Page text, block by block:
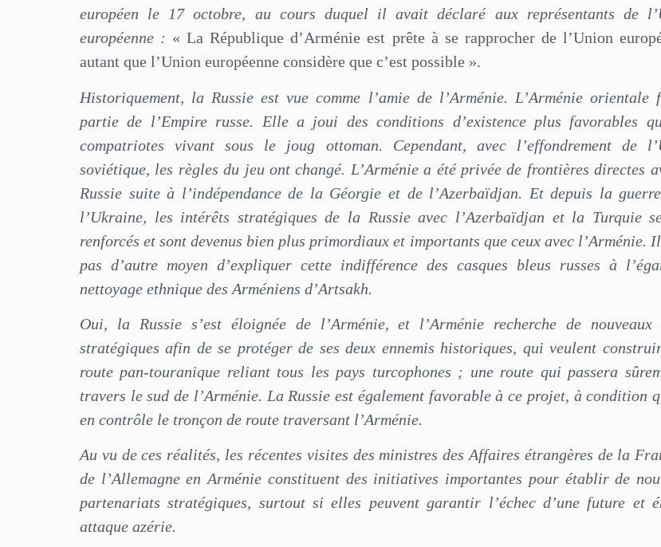
européen le 17 octobre, au cours duquel il avait déclaré aux représentants de
européenne : « La République d’Arménie est prête à se rapprocher de l’Union
autant que l’Union européenne considère que c’est possible ».
Historiquement, la Russie est vue comme l’amie de l’Arménie. L’Arménie orientale
partie de l’Empire russe. Elle a joui des conditions d’existence plus favorables
compatriotes vivant sous le joug ottoman. Cependant, avec l’effondrement de
soviétique, les règles du jeu ont changé. L’Arménie a été privée de frontières directes
Russie suite à l’indépendance de la Géorgie et de l’Azerbaïdjan. Et depuis la
l’Ukraine, les intérêts stratégiques de la Russie avec l’Azerbaïdjan et la Turquie
renforcés et sont devenus bien plus primordiaux et importants que ceux avec l’Arménie.
pas d’autre moyen d’expliquer cette indifférence des casques bleus russes à
nettoyage ethnique des Arméniens d’Artsakh.
Oui, la Russie s’est éloignée de l’Arménie, et l’Arménie recherche de nouveaux
stratégiques afin de se protéger de ses deux ennemis historiques, qui veulent
route pan-touranique reliant tous les pays turcophones ; une route qui passera
travers le sud de l’Arménie. La Russie est également favorable à ce projet, à condition
en contrôle le tronçon de route traversant l’Arménie.
Au vu de ces réalités, les récentes visites des ministres des Affaires étrangères de la
de l’Allemagne en Arménie constituent des initiatives importantes pour établir de
partenariats stratégiques, surtout si elles peuvent garantir l’échec d’une future et
attaque azérie.